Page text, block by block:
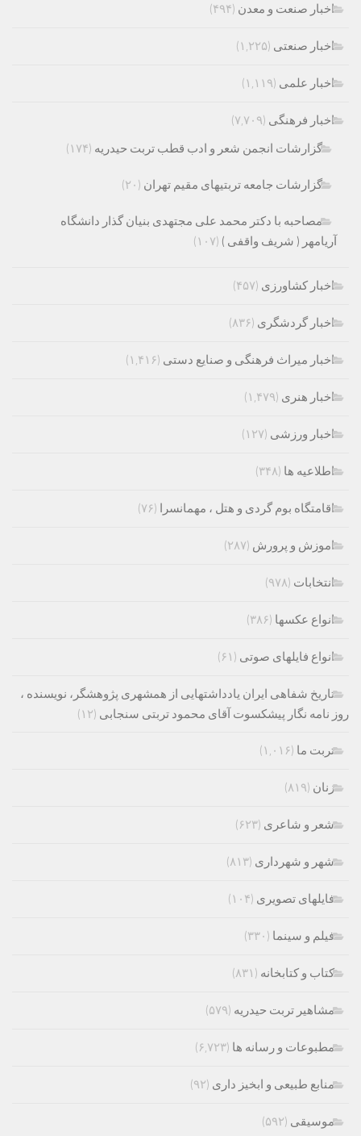
اخبار صنعت و معدن (۴۹۴)
اخبار صنعتی (۱,۲۲۵)
اخبار علمی (۱,۱۱۹)
اخبار فرهنگی (۷,۷۰۹)
گزارشات انجمن شعر و ادب قطب تربت حیدریه (۱۷۴)
گزارشات جامعه تربتیهای مقیم تهران (۲۰)
مصاحبه با دکتر محمد علی مجتهدی بنیان گذار دانشگاه
آریامهر ( شریف واقفی ) (۱۰۷)
اخبار کشاورزی (۴۵۷)
اخبار گردشگری (۸۳۶)
اخبار میراث فرهنگی و صنایع دستی (۱,۴۱۶)
اخبار هنری (۱,۴۷۹)
اخبار ورزشی (۱۲۷)
اطلاعیه ها (۳۴۸)
اقامتگاه بوم گردی و هتل ، مهمانسرا (۷۶)
اموزش و پرورش (۲۸۷)
انتخابات (۹۷۸)
انواع عکسها (۳۸۶)
انواع فایلهای صوتی (۶۱)
تاریخ شفاهی ایران یادداشتهایی از همشهری پژوهشگر، نویسنده ،
روز نامه نگار پیشکسوت آقای محمود تربتی سنجابی (۱۲)
تربت ما (۱,۰۱۶)
زنان (۸۱۹)
شعر و شاعری (۶۲۳)
شهر و شهرداری (۸۱۳)
فایلهای تصویری (۱۰۴)
فیلم و سینما (۳۳۰)
کتاب و کتابخانه (۸۳۱)
مشاهیر تربت حیدریه (۵۷۹)
مطبوعات و رسانه ها (۶,۷۲۳)
منابع طبیعی و ابخیز داری (۹۲)
موسیقی (۵۹۲)